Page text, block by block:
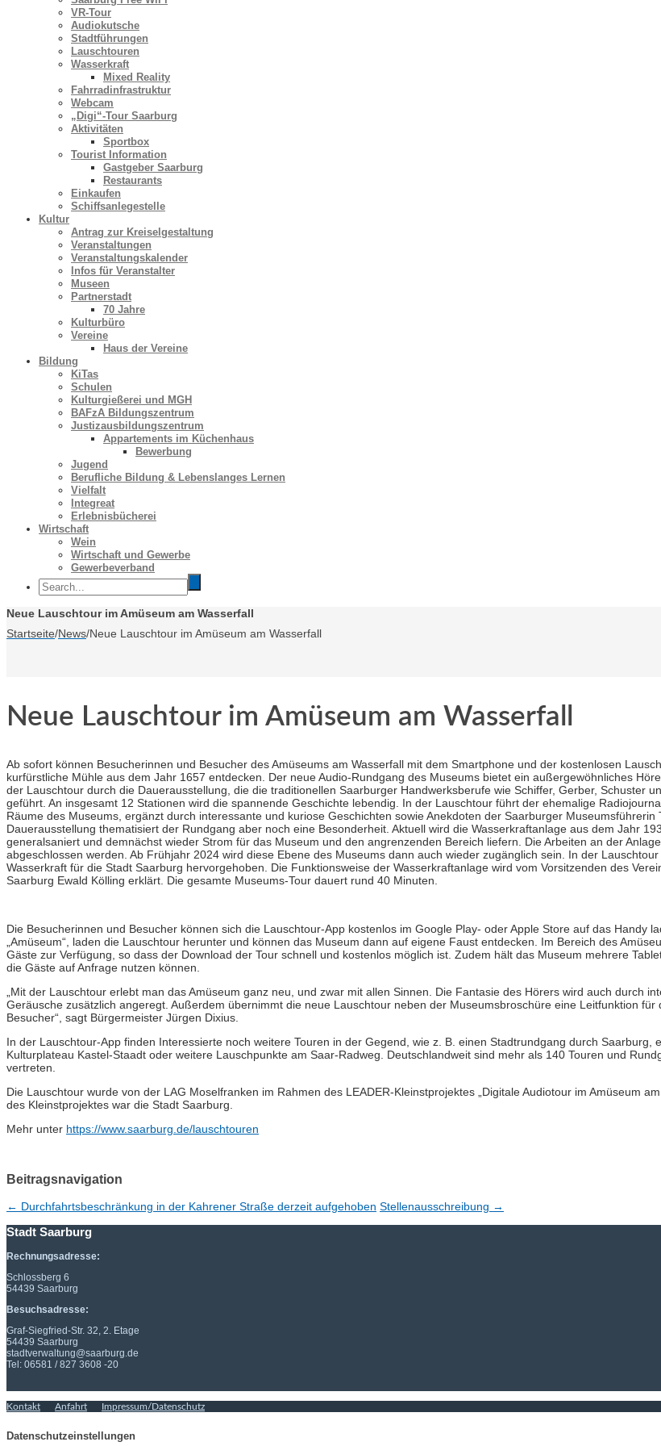
VR-Tour
Audiokutsche
Stadtführungen
Lauschtouren
Wasserkraft
Mixed Reality
Fahrradinfrastruktur
Webcam
„Digi“-Tour Saarburg
Aktivitäten
Sportbox
Tourist Information
Gastgeber Saarburg
Restaurants
Einkaufen
Schiffsanlegestelle
Kultur
Antrag zur Kreiselgestaltung
Veranstaltungen
Veranstaltungskalender
Infos für Veranstalter
Museen
Partnerstadt
70 Jahre
Kulturbüro
Vereine
Haus der Vereine
Bildung
KiTas
Schulen
Kulturgießerei und MGH
BAFzA Bildungszentrum
Justizausbildungszentrum
Appartements im Küchenhaus
Bewerbung
Jugend
Berufliche Bildung & Lebenslanges Lernen
Vielfalt
Integreat
Erlebnisbücherei
Wirtschaft
Wein
Wirtschaft und Gewerbe
Gewerbeverband
Neue Lauschtour im Amüseum am Wasserfall
Startseite/News/Neue Lauschtour im Amüseum am Wasserfall
Neue Lauschtour im Amüseum am Wasserfall
Ab sofort können Besucherinnen und Besucher des Amüseums am Wasserfall mit dem Smartphone und der kostenlosen
kurfürstliche Mühle aus dem Jahr 1657 entdecken. Der neue Audio-Rundgang des Museums bietet ein außergewöhnliches
der Lauschtour durch die Dauerausstellung, die die traditionellen Saarburger Handwerksberufe wie Schiffer, Gerber, Schuster
geführt. An insgesamt 12 Stationen wird die spannende Geschichte lebendig. In der Lauschtour führt der ehemalige
Räume des Museums, ergänzt durch interessante und kuriose Geschichten sowie Anekdoten der Saarburger Museumsführerin
Dauerausstellung thematisiert der Rundgang aber noch eine Besonderheit. Aktuell wird die Wasserkraftanlage aus dem Jahr
generalsaniert und demnächst wieder Strom für das Museum und den angrenzenden Bereich liefern. Die Arbeiten an der
abgeschlossen werden. Ab Frühjahr 2024 wird diese Ebene des Museums dann auch wieder zugänglich sein. In der
Wasserkraft für die Stadt Saarburg hervorgehoben. Die Funktionsweise der Wasserkraftanlage wird vom Vorsitzenden des
Saarburg Ewald Kölling erklärt. Die gesamte Museums-Tour dauert rund 40 Minuten.
Die Besucherinnen und Besucher können sich die Lauschtour-App kostenlos im Google Play- oder Apple Store auf das Handy
„Amüseum“, laden die Lauschtour herunter und können das Museum dann auf eigene Faust entdecken. Im Bereich des
Gäste zur Verfügung, so dass der Download der Tour schnell und kostenlos möglich ist. Zudem hält das Museum mehrere
die Gäste auf Anfrage nutzen können.
„Mit der Lauschtour erlebt man das Amüseum ganz neu, und zwar mit allen Sinnen. Die Fantasie des Hörers wird auch durch
Geräusche zusätzlich angeregt. Außerdem übernimmt die neue Lauschtour neben der Museumsbroschüre eine Leitfunktion für
Besucher“, sagt Bürgermeister Jürgen Dixius.
In der Lauschtour-App finden Interessierte noch weitere Touren in der Gegend, wie z. B. einen Stadtrundgang durch Saarburg,
Kulturplateau Kastel-Staadt oder weitere Lauschpunkte am Saar-Radweg. Deutschlandweit sind mehr als 140 Touren und
vertreten.
Die Lauschtour wurde von der LAG Moselfranken im Rahmen des LEADER-Kleinstprojektes „Digitale Audiotour im Amüseum
des Kleinstprojektes war die Stadt Saarburg.
Mehr unter https://www.saarburg.de/lauschtouren
Beitragsnavigation
← Durchfahrtsbeschränkung in der Kahrener Straße derzeit aufgehoben Stellenausschreibung →
Stadt Saarburg
Rechnungsadresse:
Schlossberg 6
54439 Saarburg
Besuchsadresse:
Graf-Siegfried-Str. 32, 2. Etage
54439 Saarburg
stadtverwaltung@saarburg.de
Tel: 06581 / 827 3608 -20
Kontakt Anfahrt Impressum/Datenschutz
Datenschutzeinstellungen